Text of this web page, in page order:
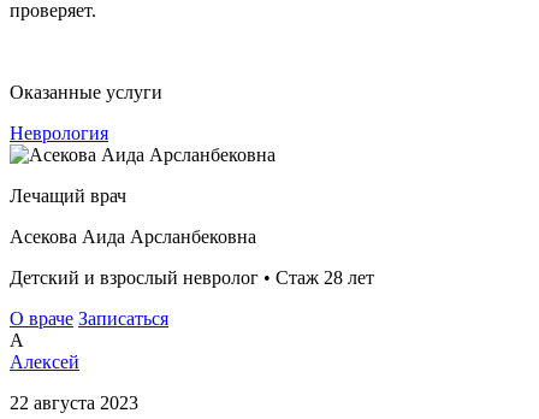
проверяет.
Оказанные услуги
Неврология
Лечащий врач
Асекова Аида Арсланбековна
Детский и взрослый невролог • Стаж 28 лет
О враче Записаться
А
Алексей
22 августа 2023